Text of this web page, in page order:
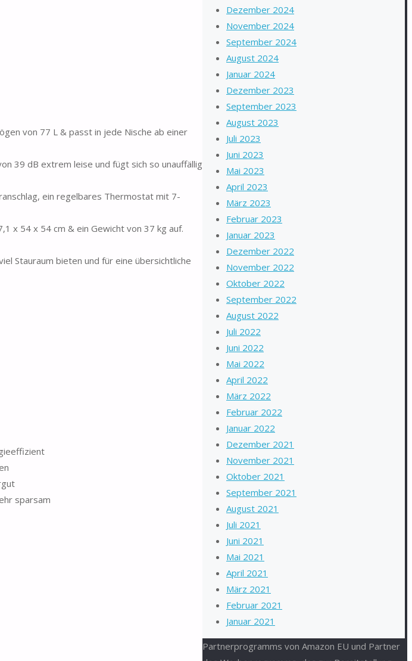
von 77 L & passt in jede Nische ab einer
39 dB extrem leise und fügt sich so unauffällig
ein regelbares Thermostat mit 7-
x 54 x 54 cm & ein Gewicht von 37 kg auf.
Stauraum bieten und für eine übersichtliche
sparsam
Dezember 2024
November 2024
September 2024
August 2024
Januar 2024
Dezember 2023
September 2023
August 2023
Juli 2023
Juni 2023
Mai 2023
April 2023
März 2023
Februar 2023
Januar 2023
Dezember 2022
November 2022
Oktober 2022
September 2022
August 2022
Juli 2022
Juni 2022
Mai 2022
April 2022
März 2022
Februar 2022
Januar 2022
Dezember 2021
November 2021
Oktober 2021
September 2021
August 2021
Juli 2021
Juni 2021
Mai 2021
April 2021
März 2021
Februar 2021
Januar 2021
Partnerprogramms von Amazon EU und Partner